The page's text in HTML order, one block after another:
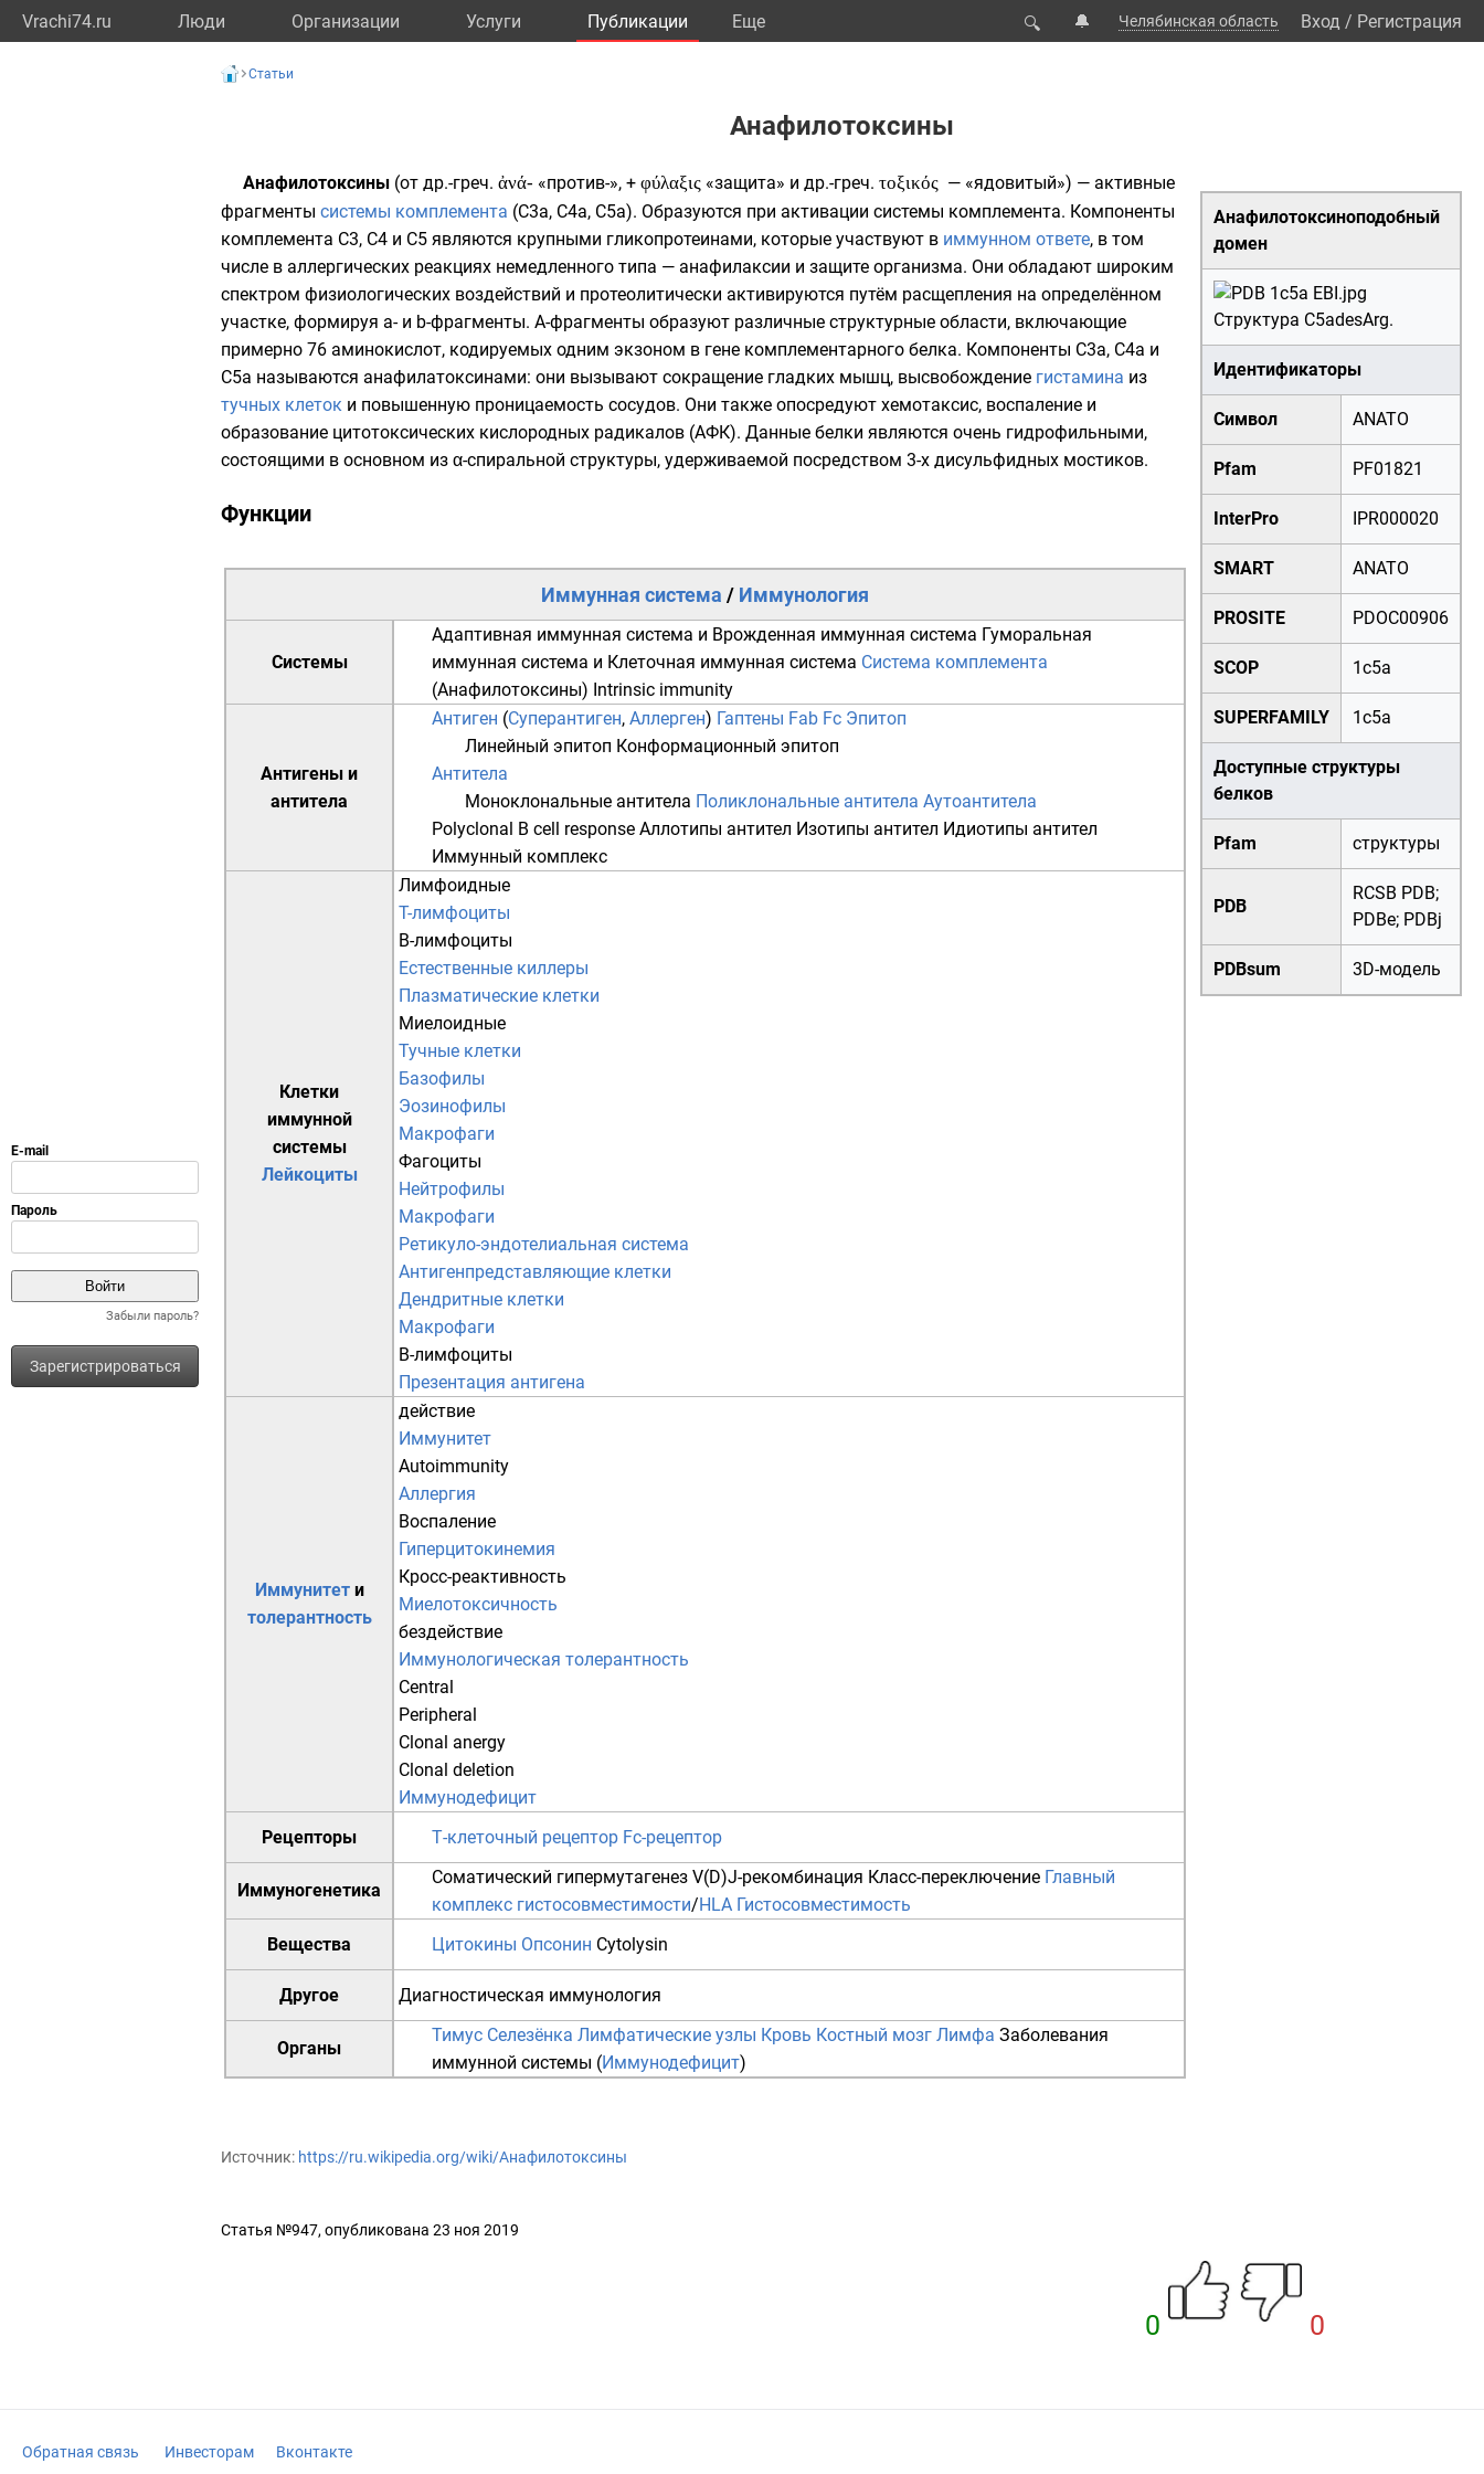
Vrachi74.ru Люди Организации Услуги Публикации Eще 🔍 🔔 Челябинская область Вход / Регистрация
Забыли пароль?
Зарегистрироваться
Статьи
Анафилотоксины
Анафилотоксиноподобный
домен
Структура C5adesArg.
Идентификаторы
Символ ANATO
Pfam PF01821
InterPro IPR000020
SMART ANATO
PROSITE PDOC00906
SCOP 1c5a
SUPERFAMILY 1c5a
Доступные структуры
белков
Pfam структуры
PDB
RCSB PDB;
PDBe; PDBj
PDBsum 3D-модель
Анафилотоксины (от др.-греч. ἀνά- «против-», + φύλαξις «защита» и др.-греч. τοξικός — «ядовитый») — активные
фрагменты системы комплемента (C3a, C4a, C5a). Образуются при активации системы комплемента. Компоненты
комплемента C3, C4 и C5 являются крупными гликопротеинами, которые участвуют в иммунном ответе, в том
числе в аллергических реакциях немедленного типа — анафилаксии и защите организма. Они обладают широким
спектром физиологических воздействий и протеолитически активируются путём расщепления на определённом
участке, формируя a- и b-фрагменты. А-фрагменты образуют различные структурные области, включающие
примерно 76 аминокислот, кодируемых одним экзоном в гене комплементарного белка. Компоненты C3a, C4a и
C5a называются анафилатоксинами: они вызывают сокращение гладких мышц, высвобождение гистамина из
тучных клеток и повышенную проницаемость сосудов. Они также опосредуют хемотаксис, воспаление и
образование цитотоксических кислородных радикалов (АФК). Данные белки являются очень гидрофильными,
состоящими в основном из α-спиральной структуры, удерживаемой посредством 3-х дисульфидных мостиков.
Функции
Иммунная система / Иммунология
Системы
Адаптивная иммунная система и Врожденная иммунная система Гуморальная
иммунная система и Клеточная иммунная система Система комплемента
(Анафилотоксины) Intrinsic immunity
Антигены и
антитела
Антиген (Суперантиген, Аллерген) Гаптены Fab Fc Эпитоп
Линейный эпитоп Конформационный эпитоп
Антитела
Моноклональные антитела Поликлональные антитела Аутоантитела
Polyclonal B cell response Аллотипы антител Изотипы антител Идиотипы антител
Иммунный комплекс
Клетки
иммунной
системы
Лейкоциты
Лимфоидные
T-лимфоциты
B-лимфоциты
Естественные киллеры
Плазматические клетки
Миелоидные
Тучные клетки
Базофилы
Эозинофилы
Макрофаги
Фагоциты
Нейтрофилы
Макрофаги
Ретикуло-эндотелиальная система
Антигенпредставляющие клетки
Дендритные клетки
Макрофаги
B-лимфоциты
Презентация антигена
Иммунитети
толерантность
действие
Иммунитет
Autoimmunity
Аллергия
Воспаление
Гиперцитокинемия
Кросс-реактивность
Миелотоксичность
бездействие
Иммунологическая толерантность
Central
Peripheral
Clonal anergy
Clonal deletion
Иммунодефицит
Рецепторы
Т-клеточный рецептор Fc-рецептор
Иммуногенетика
Соматический гипермутагенез V(D)J-рекомбинация Класс-переключение Главный
комплекс гистосовместимости/HLA Гистосовместимость
Вещества
Цитокины Опсонин Cytolysin
Другое Диагностическая иммунология
Органы
Тимус Селезёнка Лимфатические узлы Кровь Костный мозг Лимфа Заболевания
иммунной системы (Иммунодефицит)
Источник: https://ru.wikipedia.org/wiki/Анафилотоксины
Статья №947, опубликована 23 ноя 2019
0 0
Обратная связь Инвесторам
Вконтакте